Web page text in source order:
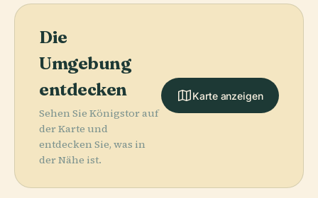
Die
Umgebung
entdecken
Sehen Sie Königstor auf
der Karte und
entdecken Sie, was in
der Nähe ist.
Karte anzeigen